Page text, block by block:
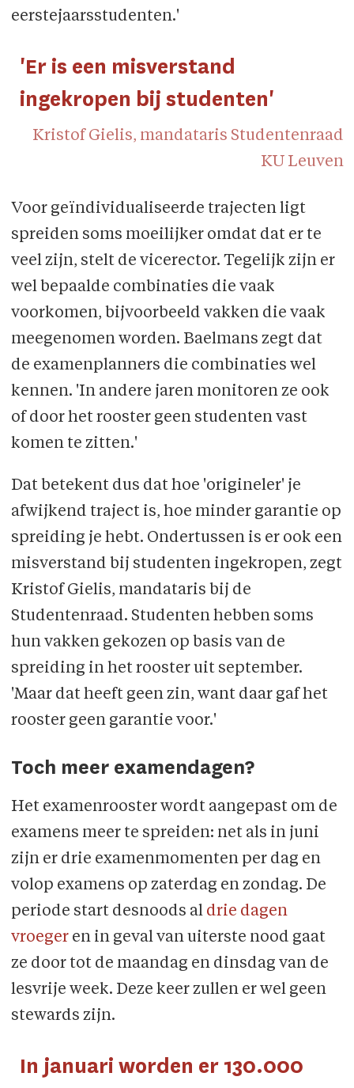
eerstejaarsstudenten.'
'Er is een misverstand
ingekropen bij studenten'
Kristof Gielis, mandataris Studentenraad
KU Leuven
Voor geïndividualiseerde trajecten ligt
spreiden soms moeilijker omdat dat er te
veel zijn, stelt de vicerector. Tegelijk zijn er
wel bepaalde combinaties die vaak
voorkomen, bijvoorbeeld vakken die vaak
meegenomen worden. Baelmans zegt dat
de examenplanners die combinaties wel
kennen. 'In andere jaren monitoren ze ook
of door het rooster geen studenten vast
komen te zitten.'
Dat betekent dus dat hoe 'origineler' je
afwijkend traject is, hoe minder garantie op
spreiding je hebt. Ondertussen is er ook een
misverstand bij studenten ingekropen, zegt
Kristof Gielis, mandataris bij de
Studentenraad. Studenten hebben soms
hun vakken gekozen op basis van de
spreiding in het rooster uit september.
'Maar dat heeft geen zin, want daar gaf het
rooster geen garantie voor.'
Toch meer examendagen?
Het examenrooster wordt aangepast om de
examens meer te spreiden: net als in juni
zijn er drie examenmomenten per dag en
volop examens op zaterdag en zondag. De
periode start desnoods al drie dagen
vroegeren in geval van uiterste nood gaat
ze door tot de maandag en dinsdag van de
lesvrije week. Deze keer zullen er wel geen
stewards zijn.
In januari worden er 130.000